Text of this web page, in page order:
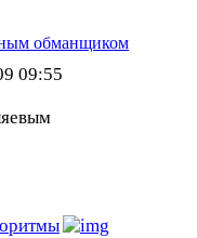
обманщиком
09:55